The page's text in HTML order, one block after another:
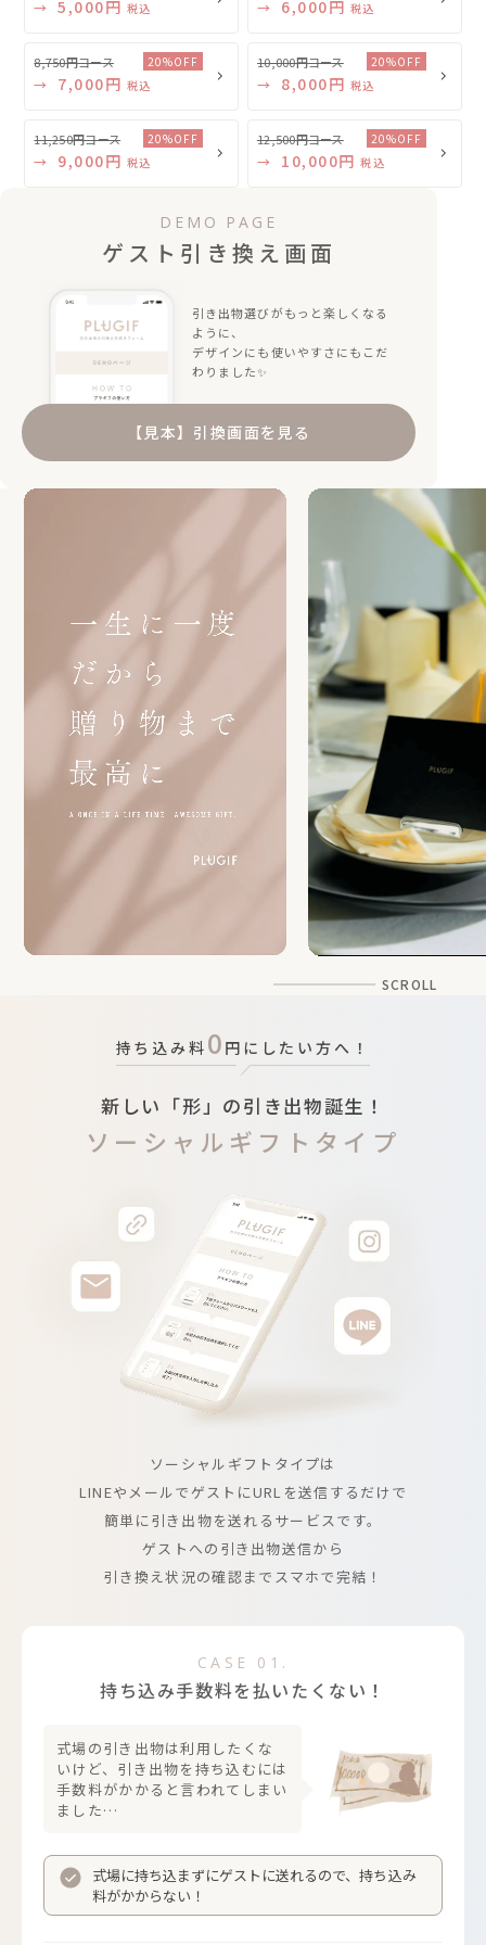
→ 5,000円 税込 → 6,000円 税込
8,750円コース
→ 7,000円 税込
20%OFF 10,000円コース
→ 8,000円 税込
20%OFF
11,250円コース
→ 9,000円 税込
20%OFF 12,500円コース
→ 10,000円 税込
20%OFF
DEMO PAGE
ゲスト引き換え画面
引き出物選びがもっと楽しくなる
ように、
デザインにも使いやすさにもこだ
わりました✨
【見本】引換画面を見る
SCROLL
持ち込み料 0 円にしたい方へ！
新しい「形」の引き出物誕生！
ソーシャルギフトタイプ
ソーシャルギフトタイプは
LINEやメールでゲストにURLを送信するだけで
簡単に引き出物を送れるサービスです。
ゲストへの引き出物送信から
引き換え状況の確認までスマホで完結！
CASE 01.
持ち込み手数料を払いたくない！
式場の引き出物は利用したくな
いけど、引き出物を持ち込むには
手数料がかかると言われてしまい
ました…
式場に持ち込まずにゲストに送れるので、持ち込み
料がかからない！